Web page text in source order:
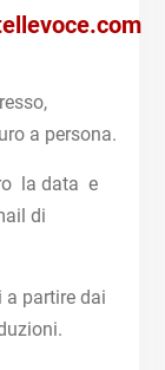
a persona.
la data e
di
a partire dai